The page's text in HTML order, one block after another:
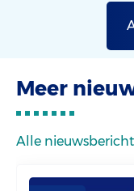
Meer
Alle